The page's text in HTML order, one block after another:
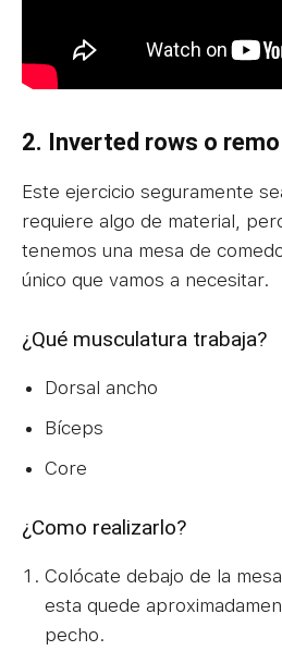
2. Inverted rows o
Este ejercicio seguramente
requiere algo de material,
tenemos una mesa de
único que vamos a necesitar.
¿Qué musculatura trabaja?
Dorsal ancho
Bíceps
Core
¿Como realizarlo?
Colócate debajo de la
esta quede
pecho.